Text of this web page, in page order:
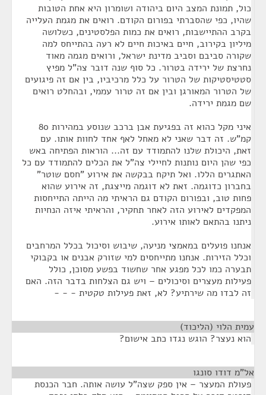
כול, תמונת המצב היום ביהודה ושומרון היא אחת הטובות
שהיו, כפי שהסברתי בפורום הקודם. רואים את מגמת העלייה
בקרב ההתיישבות, רואים את כמות הפלסטינים, כשלושה
מיליון בקירוב, חיים באיכות חיים לא רעה בהתייחס למה
שקורה סביבם וסביב מדינת ישראל, ורואים מגמה מאוד
נחרצת של ירידה בטרור. כל סוף שנה דובר צה"ל מפיץ
סטטיסטיקות של הטרור על כלל מרכיביו, בין אם זה פיגועים
של הטרור המאורגן ובין אם זה טרור עממי, ובהחלט רואים
שם מגמת ירידה.
איני מקל כהוא זה בפגיעת אבן ברכב שנוסע במהירות 80
קמ"ש. זה דבר שאני לא מאחל לאף אחד לחוות אותו. עם
זאת, היכולת שלנו להתמודד עם זה... הוראות הפתיחה באש
כפי שהן היום נותנות לחיילי צה"ל את הכלים להתמודד עם כל
האתגרים הללו. ואל תיקח בבקשה את אירוע "חסם שוטר"
בחברון כדוגמה. זאת לא דוגמה מייצגת, זה אירוע שהוא
פחות טוב, ובפורום הקודם גם הראיתי מה הייתה התייחסות
המפקדים לאירוע הזה לאחר תחקיר, והראיתי איזה הנחיות
ניתנו בהתאם לאותו אירוע.
אנחנו פועלים במאמצי מניעה, שיבוש וסיכול בכלל המרחבים
וכלל הזירות. אנחנו מתייחסים למי שזורק אבנים או בקבוקי
תבערה כמו לכל מפגע אחר שחשוד בפשע מסוכן, כולל
פעילות מעצרים וסיכולים – ויש גם הצלחות בדבר הזה. האם
זה לבדו מה שירתיע? לא, זאת פעילות טקטית - - -
עמית הלוי (הליכוד)
הוא נעצר? הוגש נגדו כתב אישום?
אל"מ דודו סונגו
פעולת המעצר – אין ספק שצה"ל עושה אותה. חבר הכנסת